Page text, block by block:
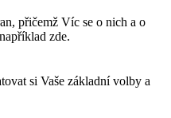
přičemž Víc se o nich a o
zde.
si Vaše základní volby a